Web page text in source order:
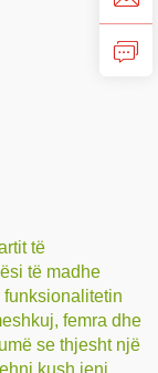
të
të madhe
funksionalitetin
femra dhe
se thjesht një
kush jeni.